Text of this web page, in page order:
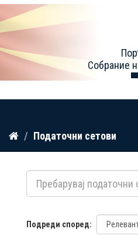
Прескокнете
содржина
Собрание
Податочни сетови
Подреди според